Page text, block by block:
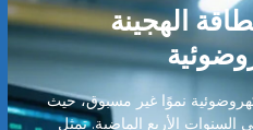
الهجينة
نموًا غير مسبوق، حيث
بأكثر من 520٪ في السنوات الأربع الماضية. تمثل